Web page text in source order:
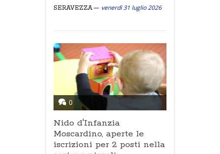
SERAVEZZA venerdì 31 luglio 2026
0
Nido d'Infanzia
Moscardino, aperte le
iscrizioni per 2 posti nella